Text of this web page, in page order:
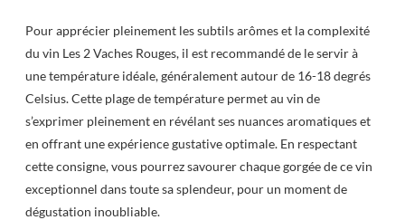
Pour apprécier pleinement les subtils arômes et la complexité
du vin Les 2 Vaches Rouges, il est recommandé de le servir à
une température idéale, généralement autour de 16-18 degrés
Celsius. Cette plage de température permet au vin de
s’exprimer pleinement en révélant ses nuances aromatiques et
en offrant une expérience gustative optimale. En respectant
cette consigne, vous pourrez savourer chaque gorgée de ce vin
exceptionnel dans toute sa splendeur, pour un moment de
dégustation inoubliable.